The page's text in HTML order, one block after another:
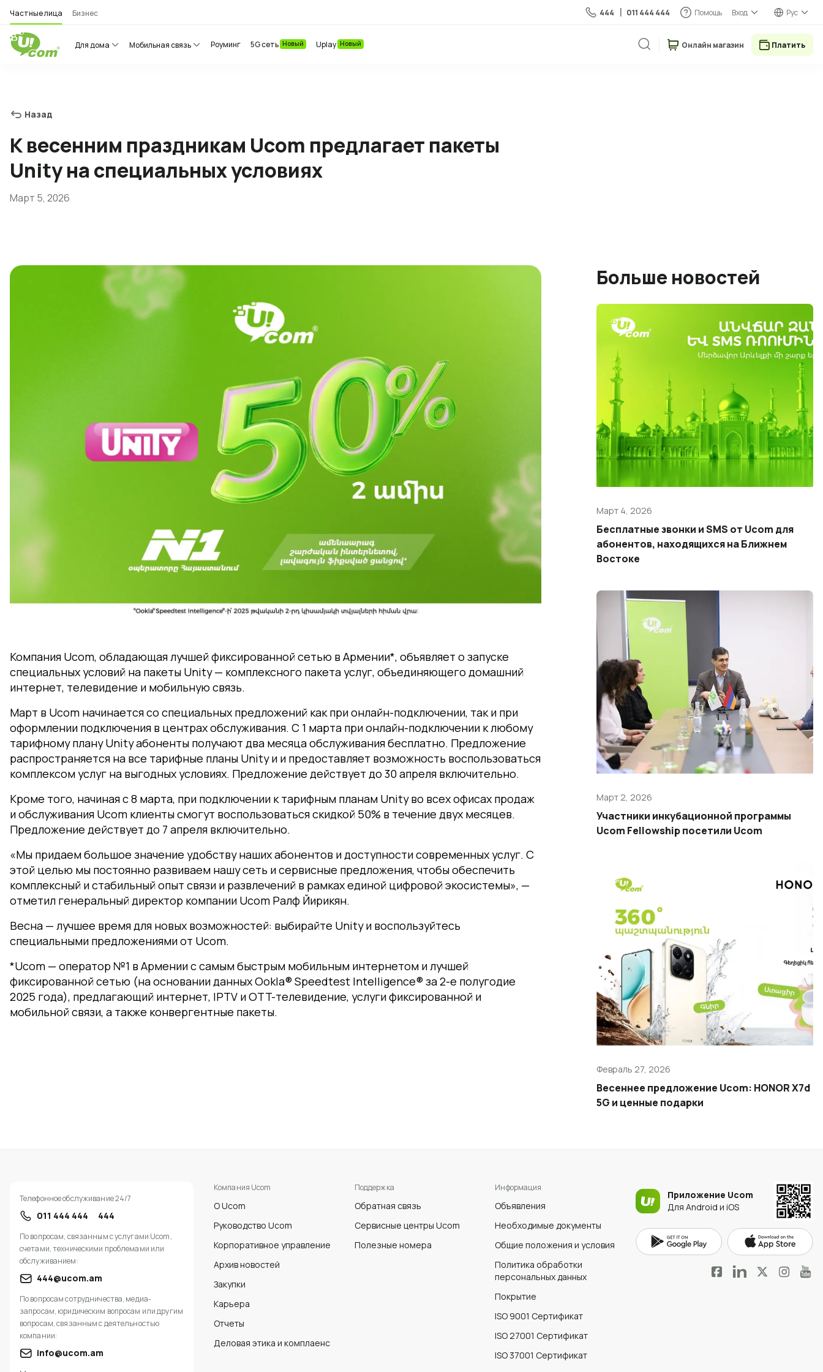
444 011 444 444 Помощь Рус
Вход
Частные лица Бизнес
Для дома Мобильная связь Роуминг 5G сеть Новый Uplay Новый Онлайн магазин Платить
Назад
К весенним праздникам Ucom предлагает пакеты
Unity на специальных условиях
Март 5, 2026
Компания Ucom, обладающая лучшей фиксированной сетью в Армении*, объявляет о запуске
специальных условий на пакеты Unity — комплексного пакета услуг, объединяющего домашний
интернет, телевидение и мобильную связь.
Март в Ucom начинается со специальных предложений как при онлайн-подключении, так и при
оформлении подключения в центрах обслуживания. С 1 марта при онлайн-подключении к любому
тарифному плану Unity абоненты получают два месяца обслуживания бесплатно. Предложение
распространяется на все тарифные планы Unity и и предоставляет возможность воспользоваться
комплексом услуг на выгодных условиях. Предложение действует до 30 апреля включительно.
Кроме того, начиная с 8 марта, при подключении к тарифным планам Unity во всех офисах продаж
и обслуживания Ucom клиенты смогут воспользоваться скидкой 50% в течение двух месяцев.
Предложение действует до 7 апреля включительно.
«Мы придаем большое значение удобству наших абонентов и доступности современных услуг. С
этой целью мы постоянно развиваем нашу сеть и сервисные предложения, чтобы обеспечить
комплексный и стабильный опыт связи и развлечений в рамках единой цифровой экосистемы», —
отметил генеральный директор компании Ucom Ралф Йирикян.
Весна — лучшее время для новых возможностей: выбирайте Unity и воспользуйтесь
специальными предложениями от Ucom.
*Ucom — оператор №1 в Армении с самым быстрым мобильным интернетом и лучшей
фиксированной сетью (на основании данных Ookla® Speedtest Intelligence® за 2-е полугодие
2025 года), предлагающий интернет, IPTV и OTT-телевидение, услуги фиксированной и
мобильной связи, а также конвергентные пакеты.
Больше новостей
Март 4, 2026
Бесплатные звонки и SMS от Ucom для
абонентов, находящихся на Ближнем
Востоке
Март 2, 2026
Участники инкубационной программы
Ucom Fellowship посетили Ucom
Февраль 27, 2026
Весеннее предложение Ucom: HONOR X7d
5G и ценные подарки
Компания Ucom
О Ucom
Руководство Ucom
Корпоративное управление
Архив новостей
Закупки
Карьера
Отчеты
Деловая этика и комплаенс
Поддержка
Обратная связь
Сервисные центры Ucom
Полезные номера
Информация
Объявления
Необходимые документы
Общие положения и условия
Политика обработки
персональных данных
Покрытие
ISO 9001 Сертификат
ISO 27001 Сертификат
ISO 37001 Сертификат
Телефонное обслуживание 24/7
011 444 444 444
По вопросам, связанным с услугами Ucom,
счетами, техническими проблемами или
обслуживанием:
444@ucom.am
По вопросам сотрудничества, медиа-
запросам, юридическим вопросам или другим
вопросам, связанным с деятельностью
компании:
info@ucom.am
Приложение Ucom
Для Android и iOS